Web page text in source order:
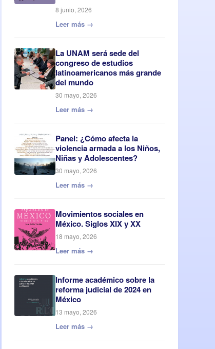
8 junio, 2026
Leer más →
La UNAM será sede del
congreso de estudios
latinoamericanos más grande
del mundo
30 mayo, 2026
Leer más →
Panel: ¿Cómo afecta la
violencia armada a los Niños,
Niñas y Adolescentes?
30 mayo, 2026
Leer más →
Movimientos sociales en
México. Siglos XIX y XX
18 mayo, 2026
Leer más →
Informe académico sobre la
reforma judicial de 2024 en
México
13 mayo, 2026
Leer más →